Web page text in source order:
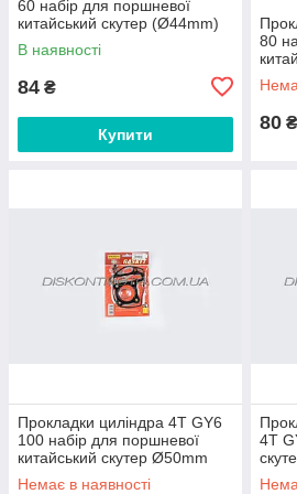
60 набір для поршневої
китайський скутер (Ø44mm)
139QMB (mod:C) MAX
GASKETS
В наявності
84 ₴
Купити
80
80 ₴
Прокладки циліндра 4T GY6
100 набір для поршневої
китайський скутер Ø50mm
139QMB SHANGZHI
Немає в наявності
4T